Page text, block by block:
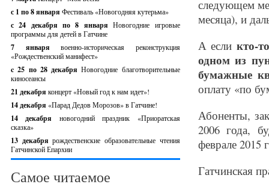
с 1 по 8 января Фестиваль «Новогодняя кутерьма»
с 24 декабря по 8 январяНовогодние игровые
программы для детей в Гатчине
7 январявоенно-историческая реконструкция
«Рождественский манифест»
c 25 по 28 декабряНовогодние благотворительные
киносеансы
21 декабря концерт «Новый год к нам идет»!
14 декабря «Парад Дедов Морозов» в Гатчине!
14 декабря новогодний праздник «Приоратская
сказка»
13 декабрярождественские образовательные чтения
Гатчинской Епархии
Самое читаемое
следующем
месяца), и
А если кто-
одном из
бумажные
оплату «по
Абоненты,
2006 года,
феврале 2015
Гатчинская